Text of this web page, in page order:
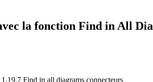
la fonction Find in All